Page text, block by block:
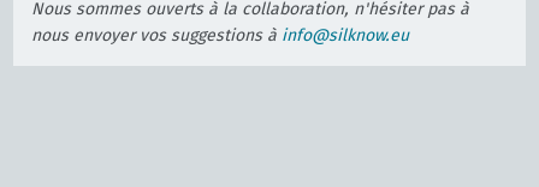
Nous sommes ouverts à la collaboration, n'hésiter pas à
nous envoyer vos suggestions à info@silknow.eu